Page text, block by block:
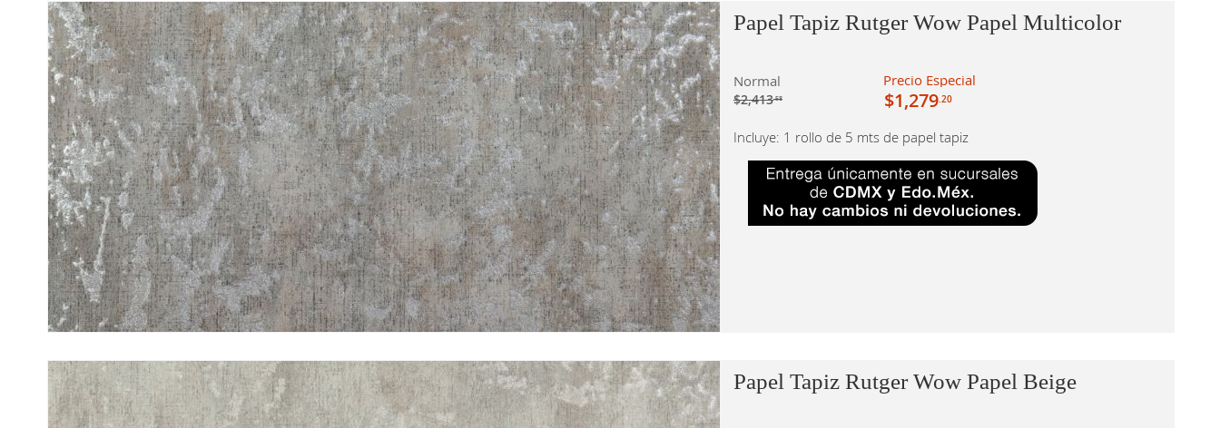
Papel Tapiz Rutger Wow Papel Multicolor
Normal
$2,413.58
Precio Especial
$1,279 .20
Incluye: 1 rollo de 5 mts de papel tapiz
Papel Tapiz Rutger Wow Papel Beige